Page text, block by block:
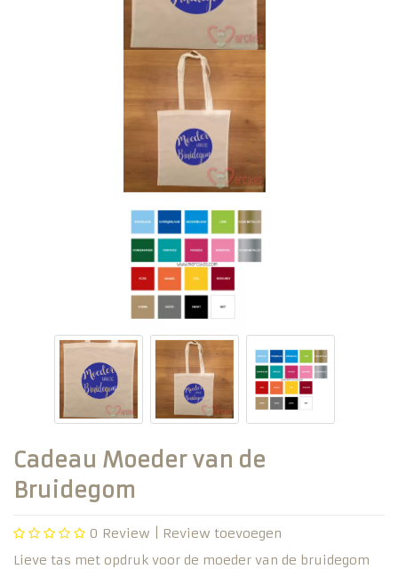
Cadeau Moeder van de
Bruidegom
0 Review |
Review toevoegen
Lieve tas met opdruk voor de moeder van de bruidegom